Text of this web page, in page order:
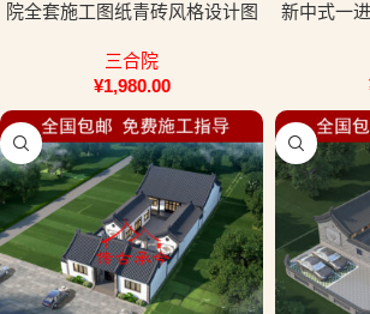
院全套施工图纸青砖风格设计图
三合院
¥1,980.00
新中式一